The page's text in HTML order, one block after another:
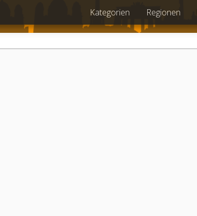
Kategorien Regionen